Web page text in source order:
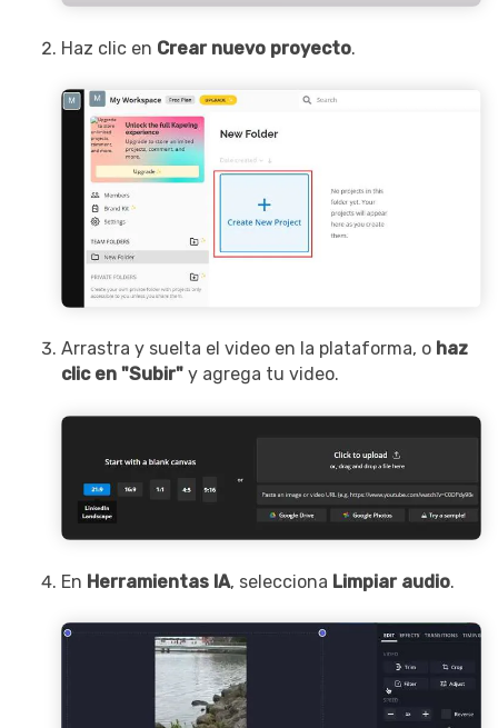
Haz clic en Crear nuevo proyecto.
Arrastra y suelta el video en la plataforma, o haz
clic en "Subir" y agrega tu video.
En Herramientas IA, selecciona Limpiar audio.
With AI Ease.
Filmora!
Got It